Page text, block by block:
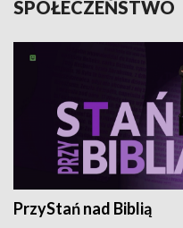
SPOŁECZEŃSTWO
PrzyStań nad Biblią